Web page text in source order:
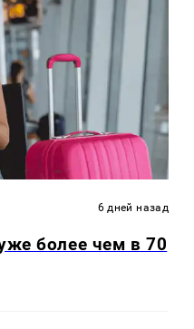
6 дней назад
более чем в 70